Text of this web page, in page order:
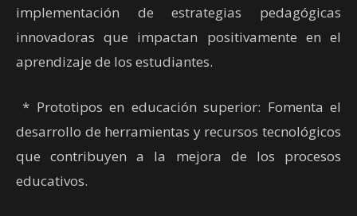
implementación de estrategias pedagógicas
innovadoras que impactan positivamente en el
aprendizaje de los estudiantes.
* Prototipos en educación superior: Fomenta el
desarrollo de herramientas y recursos tecnológicos
que contribuyen a la mejora de los procesos
educativos.